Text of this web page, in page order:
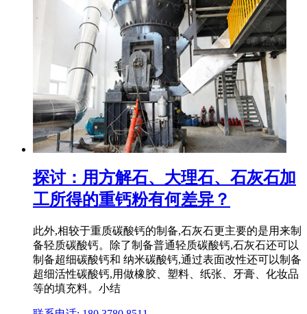
探讨：用方解石、大理石、石灰石加
工所得的重钙粉有何差异？
此外,相较于重质碳酸钙的制备,石灰石更主要的是用来制
备轻质碳酸钙。除了制备普通轻质碳酸钙,石灰石还可以
制备超细碳酸钙和 纳米碳酸钙,通过表面改性还可以制备
超细活性碳酸钙,用做橡胶、塑料、纸张、牙膏、化妆品
等的填充料。小结